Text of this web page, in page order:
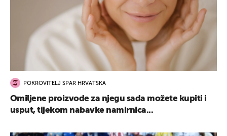
POKROVITELJ SPAR HRVATSKA
Omiljene proizvode za njegu sada možete kupiti i
usput, tijekom nabavke namirnica...